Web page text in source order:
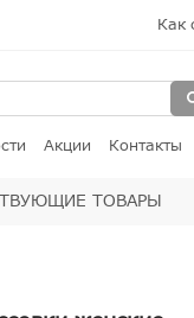
Как
Акции Контакты
ТОВАРЫ